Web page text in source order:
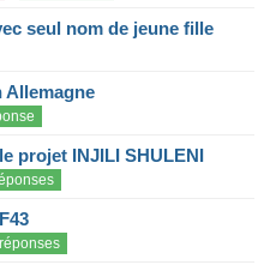
seul nom de jeune fille
Allemagne
projet INJILI SHULENI
réponses